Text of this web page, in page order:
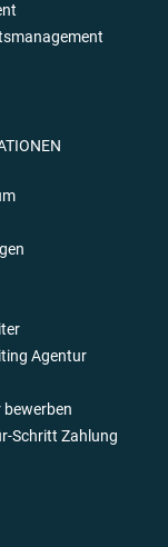
Agentur
Schritt Zahlung